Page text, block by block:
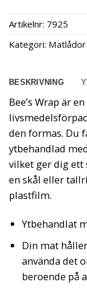
Artikelnr: 7925
Kategori: Matlådor
BESKRIVNING
Bee’s Wrap är
den formas. Du
ytbehandlad
vilket ger dig ett
en skål eller
plastfilm.
Ytbehandlat
Din mat
använda det
beroende på